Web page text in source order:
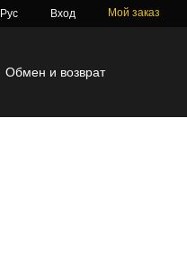
Рус Вход Мой заказ
Обмен и возврат